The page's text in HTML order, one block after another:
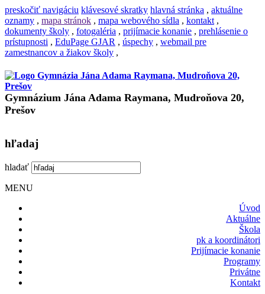
preskočiť navigáciu klávesové skratky hlavná stránka , aktuálne
oznamy , mapa stránok , mapa webového sídla , kontakt ,
dokumenty školy , fotogaléria , prijímacie konanie , prehlásenie o
prístupnosti , EduPage GJAR , úspechy , webmail pre
zamestnancov a žiakov školy ,
Gymnázium Jána Adama Raymana, Mudroňova 20,
Prešov
hľadaj
hladať
MENU
Úvod
Aktuálne
Škola
pk a koordinátori
Prijímacie konanie
Programy
Privátne
Kontakt